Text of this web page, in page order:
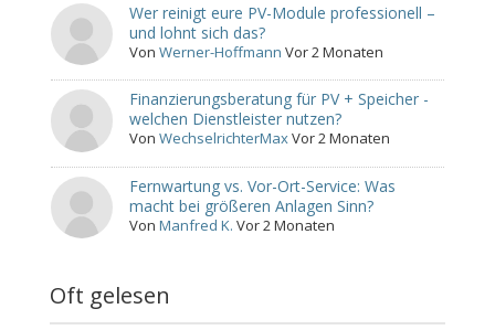
Wer reinigt eure PV-Module professionell –
und lohnt sich das?
VonWerner-Hoffmann Vor 2 Monaten
Finanzierungsberatung für PV + Speicher -
welchen Dienstleister nutzen?
VonWechselrichterMaxVor 2 Monaten
Fernwartung vs. Vor-Ort-Service: Was
macht bei größeren Anlagen Sinn?
VonManfred K. Vor 2 Monaten
Oft gelesen